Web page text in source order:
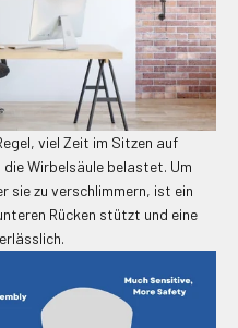
viel Zeit im Sitzen auf
die Wirbelsäule belastet. Um
sie zu verschlimmern, ist ein
Rücken stützt und eine